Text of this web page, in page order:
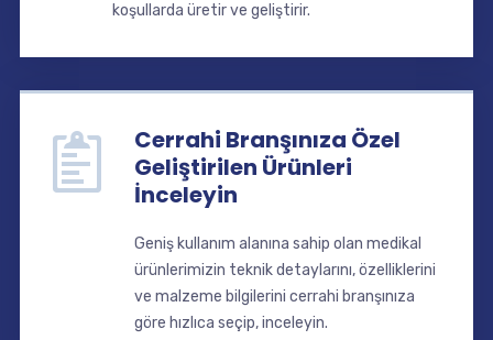
koşullarda üretir ve geliştirir.
Cerrahi Branşınıza Özel
Geliştirilen Ürünleri
İnceleyin
Geniş kullanım alanına sahip olan medikal
ürünlerimizin teknik detaylarını, özelliklerini
ve malzeme bilgilerini cerrahi branşınıza
göre hızlıca seçip, inceleyin.